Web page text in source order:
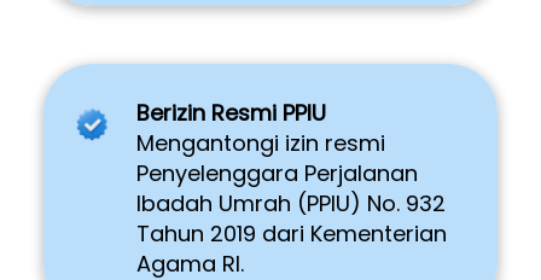
Berizin Resmi PPIU
Mengantongi izin resmi
Penyelenggara Perjalanan
Ibadah Umrah (PPIU) No. 932
Tahun 2019 dari Kementerian
Agama RI.